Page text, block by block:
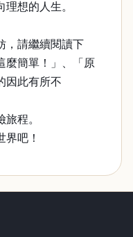
想的人生。
，請繼續閱讀下
麼簡單！」、「原
因此有所不
程。
吧！